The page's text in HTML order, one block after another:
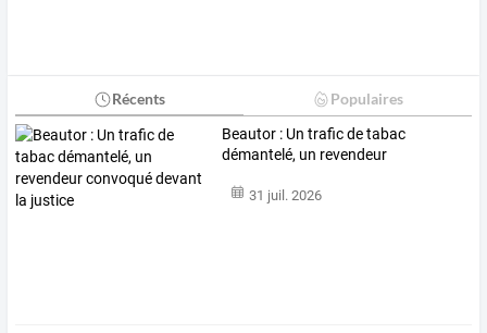
Récents Populaires
Beautor : Un traficdetabac
démantelé, un revendeur
31 juil. 2026